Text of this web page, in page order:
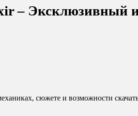
– Эксклюзивный
сюжете и возможности